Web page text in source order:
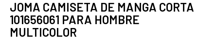
JOMA CAMISETA DE MANGA CORTA
101656061 PARA HOMBRE
MULTICOLOR